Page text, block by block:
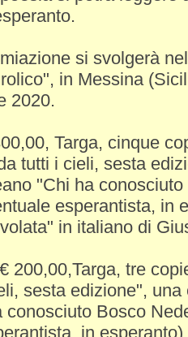
si svolgerà
in Messina
2020.
Targa, cinque
tutti i cieli, sesta
"Chi ha
esperantista, in
in italiano di
€ 200,00,Targa, tre
sesta edizione",
conosciuto Bosco
in